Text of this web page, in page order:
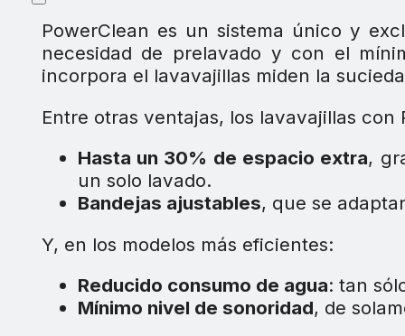
PowerClean es un sistema único y
necesidad de prelavado y con el
incorpora el lavavajillas miden la
Entre otras ventajas, los lavavajillas
Hasta un 30% de espacio extra,
un solo lavado.
Bandejas ajustables, que se
Y, en los modelos más eficientes:
Reducido consumo de agua: tan
Mínimo nivel de sonoridad, de